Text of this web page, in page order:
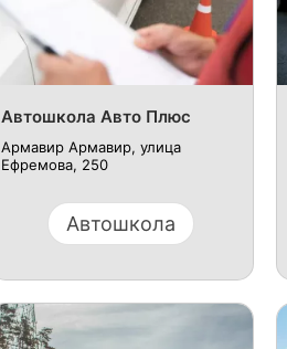
Автошкола Авто Плюс
Армавир Армавир, улица
Ефремова, 250
Автошкола